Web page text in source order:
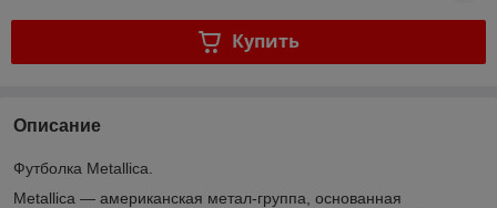
Купить
Описание
Футболка Metallica.
Metallica — американская метал-группа, основанная